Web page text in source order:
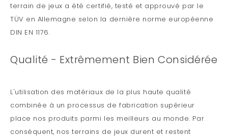
terrain de jeux a été certifié, testé et approuvé par le
TÜV en Allemagne selon la dernière norme européenne
DIN EN 1176.
Qualité - Extrêmement Bien Considérée
L'utilisation des matériaux de la plus haute qualité
combinée à un processus de fabrication supérieur
place nos produits parmi les meilleurs au monde. Par
conséquent, nos terrains de jeux durent et restent